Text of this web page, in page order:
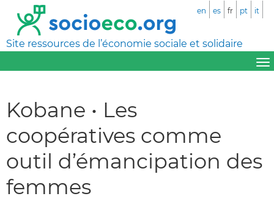
Site ressources de l’économie sociale et solidaire
en es fr pt it
Kobane • Les
coopératives comme
outil d’émancipation des
femmes